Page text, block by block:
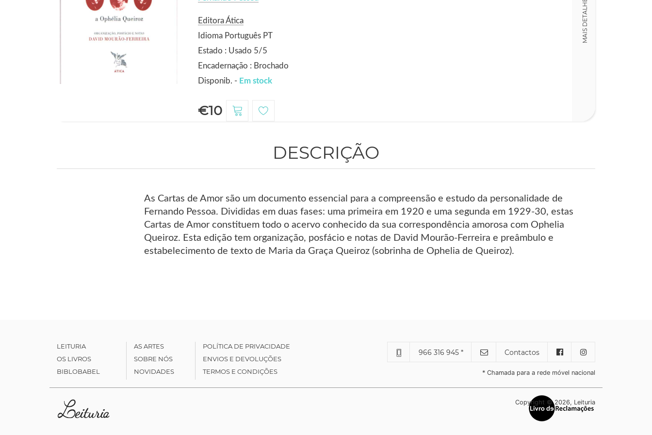
Editora Ática
Idioma Português PT
Estado : Usado 5/5
Encadernação : Brochado
Disponib. - Em stock
€10
MAIS DETALHES
DESCRIÇÃO
As Cartas de Amor são um documento essencial para a compreensão e estudo da personalidade de
Fernando Pessoa. Divididas em duas fases: uma primeira em 1920 e uma segunda em 1929-30, estas
Cartas de Amor constituem todo o acervo conhecido da sua correspondência amorosa com Ophelia
Queiroz. Esta edição tem organização, posfácio e notas de David Mourão-Ferreira e preâmbulo e
estabelecimento de texto de Maria da Graça Queiroz (sobrinha de Ophelia de Queiroz).
LEITURIA
OS LIVROS
BIBLOBABEL
AS ARTES
SOBRE NÓS
NOVIDADES
POLÍTICA DE PRIVACIDADE
ENVIOS E DEVOLUÇÕES
TERMOS E CONDIÇÕES
966 316 945 * Contactos
* Chamada para a rede móvel nacional
Copyright © 2026, Leituria